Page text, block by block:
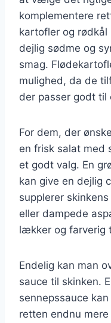
komplementere
kartofler og
dejlig sødme og
smag.
mulighed, da de
der passer godt til
For dem, der
en frisk salat
et godt valg. En
kan give en dejlig
supplerer
eller dampede
lækker og farverig
Endelig kan man
sauce til skinken.
sennepssauce
retten endnu